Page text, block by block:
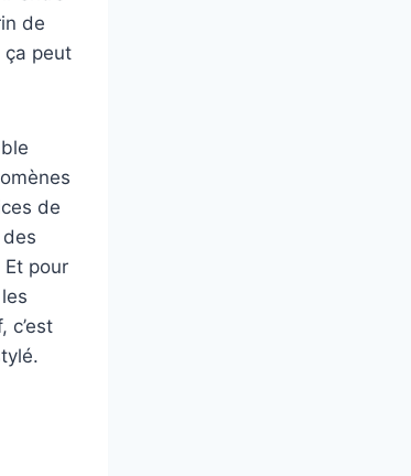
de
ça peut
de
Et pour
c’est